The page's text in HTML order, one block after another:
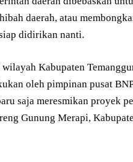
daerah, atau
didirikan nanti.
Kabupaten
oleh pimpinan pusat
saja meresmikan proyek
Gunung Merapi,